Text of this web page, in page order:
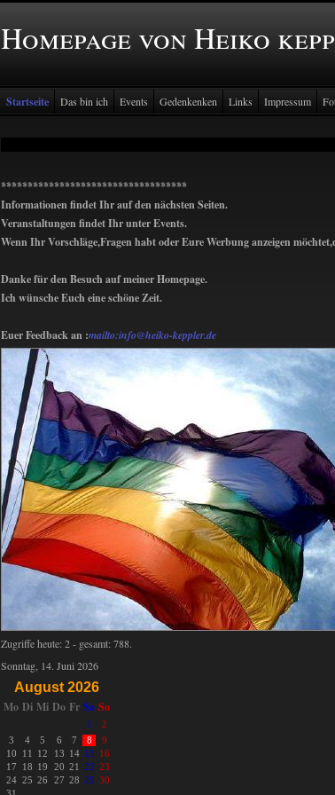
Homepage von Heiko
Startseite Das bin ich Events Gedenkenken Links Impressum
***********************************
Informationen findet Ihr auf den nächsten Seiten.
Veranstaltungen findet Ihr unter Events.
Wenn Ihr Vorschläge,Fragen habt oder Eure Werbung anzeigen
Danke für den Besuch auf meiner Homepage.
Ich wünsche Euch eine schöne Zeit.
Euer Feedback an :mailto:info@heiko-keppler.de
Zugriffe heute: 2 - gesamt: 788.
Sonntag, 14. Juni 2026
August 2026
Mo Di Mi Do Fr Sa So
1
2
3
4 5 6 7 8
9
10
11 12 13 14 15
16
17
18 19 20 21 22 23
24 25 26 27 28 29 30